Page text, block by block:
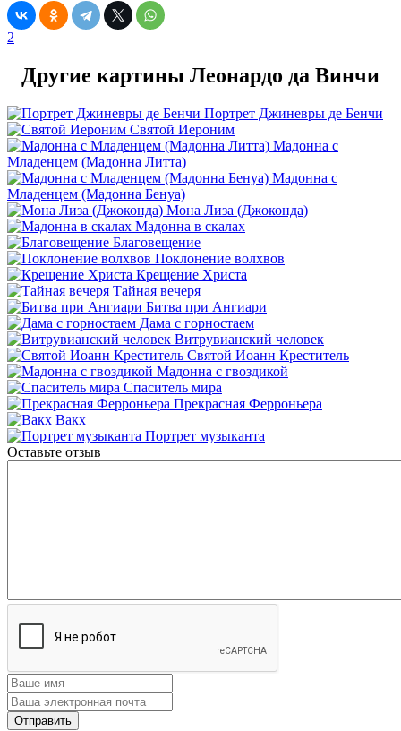
2
Другие картины Леонардо да Винчи
Портрет Джиневры де Бенчи
Святой Иероним
Мадонна с
Младенцем (Мадонна Литта)
Мадонна с
Младенцем (Мадонна Бенуа)
Мона Лиза (Джоконда)
Мадонна в скалах
Благовещение
Поклонение волхвов
Крещение Христа
Тайная вечеря
Битва при Ангиари
Дама с горностаем
Витрувианский человек
Святой Иоанн Креститель
Мадонна с гвоздикой
Спаситель мира
Прекрасная Ферроньера
Вакх
Портрет музыканта
Оставьте отзыв